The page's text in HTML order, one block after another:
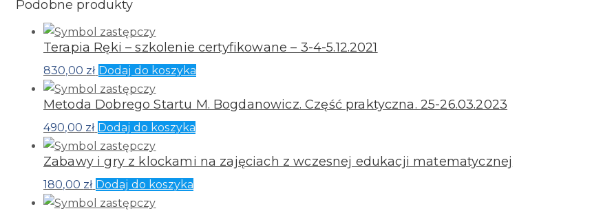
Podobne produkty
Terapia Ręki – szkolenie certyfikowane – 3-4-5.12.2021
830,00 zł Dodaj do koszyka
Metoda Dobrego Startu M. Bogdanowicz. Część praktyczna. 25-26.03.2023
490,00 zł Dodaj do koszyka
Zabawy i gry z klockami na zajęciach z wczesnej edukacji matematycznej
180,00 zł Dodaj do koszyka